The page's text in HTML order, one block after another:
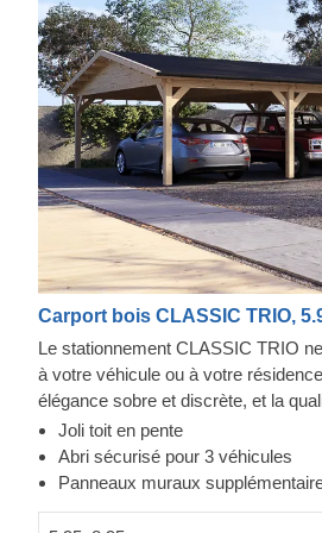
Carport bois CLASSIC TRIO,
Le stationnement CLASSIC TRIO
à votre véhicule ou à votre
élégance sobre et discrète, et la
construction font toute la différence.
facile aux deux côtés de vos
réparation, tout en conservant de
Joli toit en pente
Abri sécurisé pour 3 véhicules
Panneaux muraux